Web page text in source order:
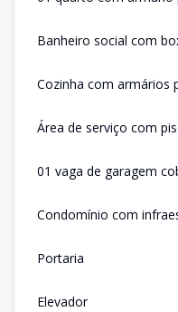
Banheiro social com
Cozinha com armários
Área de serviço com
01 vaga de garagem
Condomínio com
Portaria
Elevador